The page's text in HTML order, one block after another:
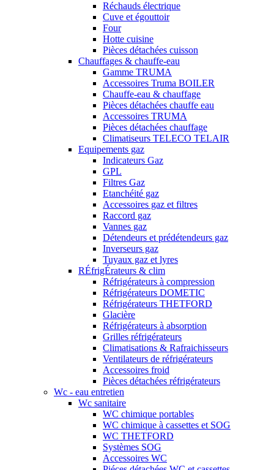
Réchauds électrique
Cuve et égouttoir
Four
Hotte cuisine
Pièces détachées cuisson
Chauffages & chauffe-eau
Gamme TRUMA
Accessoires Truma BOILER
Chauffe-eau & chauffage
Pièces détachées chauffe eau
Accessoires TRUMA
Pièces détachées chauffage
Climatiseurs TELECO TELAIR
Equipements gaz
Indicateurs Gaz
GPL
Filtres Gaz
Etanchéité gaz
Accessoires gaz et filtres
Raccord gaz
Vannes gaz
Détendeurs et prédétendeurs gaz
Inverseurs gaz
Tuyaux gaz et lyres
RÉfrigÉrateurs & clim
Réfrigérateurs à compression
Réfrigérateurs DOMETIC
Réfrigérateurs THETFORD
Glacière
Réfrigérateurs à absorption
Grilles réfrigérateurs
Climatisations & Rafraichisseurs
Ventilateurs de réfrigérateurs
Accessoires froid
Pièces détachées réfrigérateurs
Wc - eau entretien
Wc sanitaire
WC chimique portables
WC chimique à cassettes et SOG
WC THETFORD
Systèmes SOG
Accessoires WC